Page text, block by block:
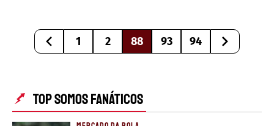
1 2 88 93 94
TOP SOMOS FANÁTICOS